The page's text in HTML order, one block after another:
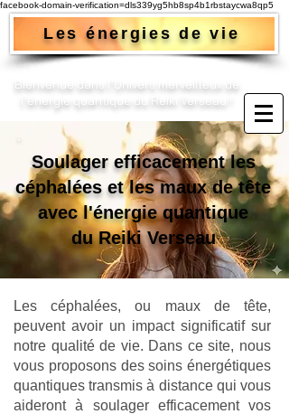
facebook-domain-verification=dls339yg5hb8sp4b1rbstaycwa8qp5
Les énergies de vie
Bienvenue dans l'Univers merveilleux de
l'énergie quantique du Reiki Verseau !​
Soulager efficacement les
céphalées et les maux de tête
avec l'énergie quantique
du Reiki Verseau
Les céphalées, ou maux de tête,
peuvent avoir un impact significatif sur
notre qualité de vie. Dans ce site, nous
vous proposons des soins énergétiques
quantiques transmis à distance qui vous
aideront à soulager efficacement vos